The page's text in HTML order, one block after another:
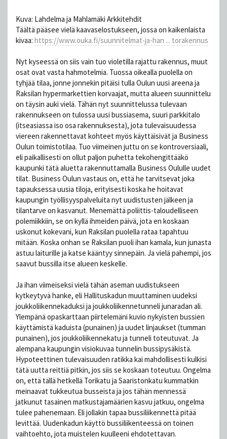
Kuva: Lahdelma ja Mahlamäki Arkkitehdit
Täältä pääsee vielä kaavaselostukseen, jossa on kaikenlaista
kivaa: https://www.ouka.fi/suunnitelmat-ja-han ... torakennus
Nyt kyseessä on siis vain tuo violetilla rajattu rakennus, muut
osat ovat vasta hahmotelmia. Tuossa oikealla puolella on
tyhjää tilaa, jonne jonnekin pitäisi tulla Oulun uusi areena ja
Raksilan hypermarkettien korvaajat, mutta alueen suunnittelu
on täysin auki vielä. Tähän nyt suunnittelussa tulevaan
rakennukseen on tulossa uusi bussiasema, suuri parkkitalo
(itseasiassa iso osa rakennuksesta), jota tulevaisuudessa
viereen rakennettavat kohteet myös käyttäisivät ja Business
Oulun toimistotilaa. Tuo viimeinen juttu on se kontroversiaali,
eli paikallisesti on ollut paljon puhetta tekohengittääkö
kaupunki tätä aluetta rakennuttamalla Business Oululle uudet
tilat. Business Oulun vastaus on, että he tarvitsevat joka
tapauksessa uusia tiloja, erityisesti koska he hoitavat
kaupungin työllisyyspalveluita nyt uudistusten jälkeen ja
tilantarve on kasvanut. Menemättä poliittis-taloudelliseen
polemiikkiin, se on kyllä ihmeiden päivä, jota en koskaan
uskonut kokevani, kun Raksilan puolella rataa tapahtuu
mitään. Koska onhan se Raksilan puoli ihan kamala, kun junasta
astuu laiturille ja katse kääntyy sinnepäin. Ja vielä pahempi, jos
saavut bussilla itse alueen keskelle.
Ja ihan viimeiseksi vielä tähän aseman uudistukseen
kytkeytyvä hanke, eli Hallituskadun muuttaminen uudeksi
joukkoliikennekaduksi ja joukkoliikennetunneli junaradan ali.
Ylempänä opaskarttaan piirtelemäni kuvio nykyisten bussien
käyttämistä kaduista (punainen) ja uudet linjaukset (tumman
punainen), jos joukkoliikennekatu ja tunneli toteutuvat. Ja
alempana kaupungin visiokuvaa tunnelin bussipysäkistä.
Hypoteettinen tulevaisuuden ratikka kai mahdollisesti kulkisi
tätä uutta reittiä pitkin, jos siis se koskaan toteutuu. Ongelma
on, että tällä hetkellä Torikatu ja Saaristonkatu kummatkin
meinaavat tukkeutua busseista ja jos tähän mennessä
jatkunut tasainen matkustajamäärien kasvu jatkuu, ongelma
tulee pahenemaan. Eli jollakin tapaa bussiliikennettä pitää
levittää. Uudenkadun käyttö bussiliikenteessä on toinen
vaihtoehto, jota muistelen kuulleeni ehdotettavan.